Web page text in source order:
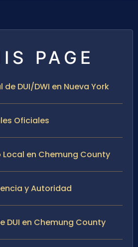
PAGE
de DUI/DWI en Nueva York
Oficiales
en Chemung County
y Autoridad
DUI en Chemung County